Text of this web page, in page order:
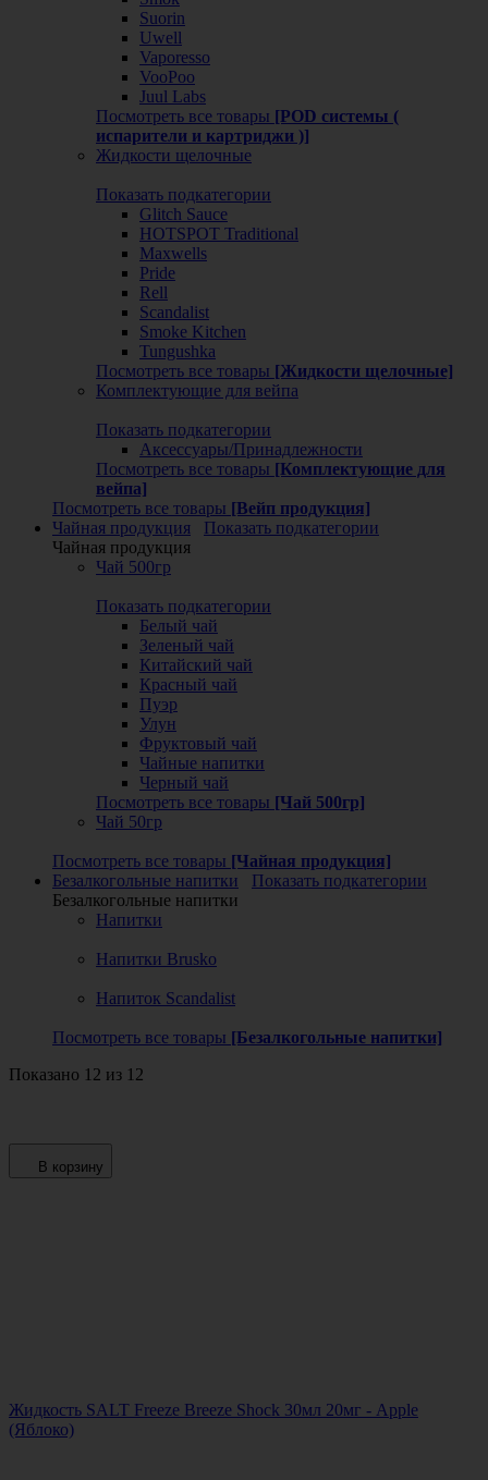
Suorin
Uwell
Vaporesso
VooPoo
Juul Labs
Посмотреть все товары [POD системы (
испарители и картриджи )]
Жидкости щелочные
Показать подкатегории
Glitch Sauce
HOTSPOT Traditional
Maxwells
Pride
Rell
Scandalist
Smoke Kitchen
Tungushka
Посмотреть все товары [Жидкости щелочные]
Комплектующие для вейпа
Показать подкатегории
Аксессуары/Принадлежности
Посмотреть все товары [Комплектующие для
вейпа]
Посмотреть все товары [Вейп продукция]
Чайная продукция
Показать подкатегории
Чайная продукция
Чай 500гр
Показать подкатегории
Белый чай
Зеленый чай
Китайский чай
Красный чай
Пуэр
Улун
Фруктовый чай
Чайные напитки
Черный чай
Посмотреть все товары [Чай 500гр]
Чай 50гр
Посмотреть все товары [Чайная продукция]
Безалкогольные напитки
Показать подкатегории
Безалкогольные напитки
Напитки
Напитки Brusko
Напиток Scandalist
Посмотреть все товары [Безалкогольные напитки]
Показано 12 из 12
В корзину
Жидкость SALT Freeze Breeze Shock 30мл 20мг - Apple
(Яблоко)